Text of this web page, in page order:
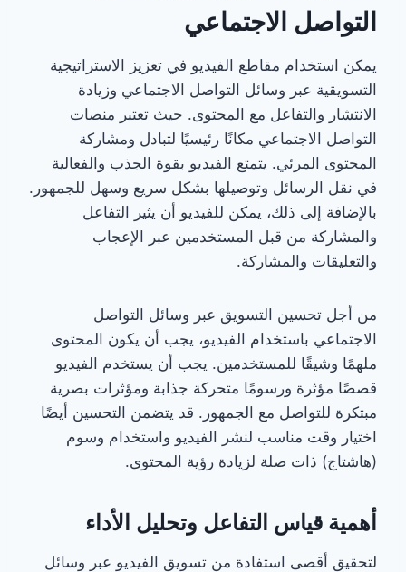
التواصل الاجتماعي
يمكن استخدام مقاطع الفيديو في تعزيز الاستراتيجية
التسويقية عبر وسائل التواصل الاجتماعي وزيادة
الانتشار والتفاعل مع المحتوى. حيث تعتبر منصات
التواصل الاجتماعي مكانًا رئيسيًا لتبادل ومشاركة
المحتوى المرئي. يتمتع الفيديو بقوة الجذب والفعالية
في نقل الرسائل وتوصيلها بشكل سريع وسهل للجمهور.
بالإضافة إلى ذلك، يمكن للفيديو أن يثير التفاعل
والمشاركة من قبل المستخدمين عبر الإعجاب
والتعليقات والمشاركة.
من أجل تحسين التسويق عبر وسائل التواصل
الاجتماعي باستخدام الفيديو، يجب أن يكون المحتوى
ملهمًا وشيقًا للمستخدمين. يجب أن يستخدم الفيديو
قصصًا مؤثرة ورسومًا متحركة جذابة ومؤثرات بصرية
مبتكرة للتواصل مع الجمهور. قد يتضمن التحسين أيضًا
اختيار وقت مناسب لنشر الفيديو واستخدام وسوم
(هاشتاج) ذات صلة لزيادة رؤية المحتوى.
أهمية قياس التفاعل وتحليل الأداء
لتحقيق أقصى استفادة من تسويق الفيديو عبر وسائل